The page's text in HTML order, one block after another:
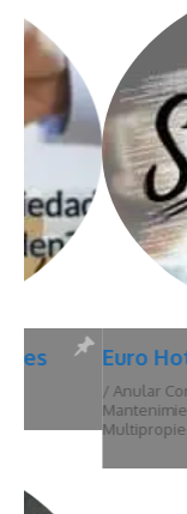
Euro Hotel
Anular Contrato,
Mantenimiento,
Multipropiedad